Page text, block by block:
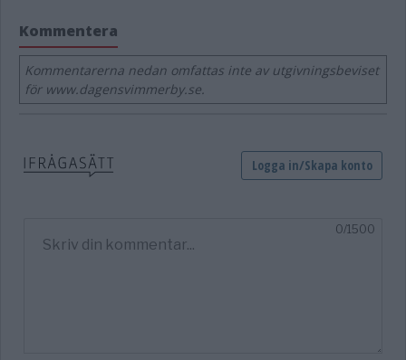
Kommentera
Kommentarerna nedan omfattas inte av utgivningsbeviset
för www.dagensvimmerby.se.